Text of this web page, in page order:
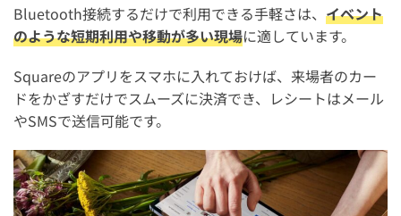
Bluetooth接続するだけで利用できる手軽さは、 イベント
のような短期利用や移動が多い現場に適しています。
Squareのアプリをスマホに入れておけば、来場者のカー
ドをかざすだけでスムーズに決済でき、レシートはメール
やSMSで送信可能です。